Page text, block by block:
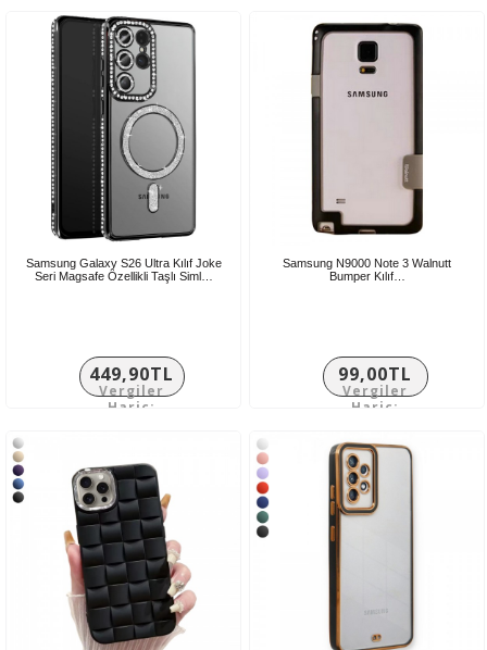
Samsung Galaxy S26 Ultra Kılıf Joke
Seri Magsafe Özellikli Taşlı Siml…
449,90TL
Vergiler
Hariç:
Samsung N9000 Note 3 Walnutt
Bumper Kılıf…
99,00TL
Vergiler
Hariç: